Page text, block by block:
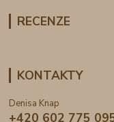
RECENZE
KONTAKTY
Denisa Knap
+420 602 775